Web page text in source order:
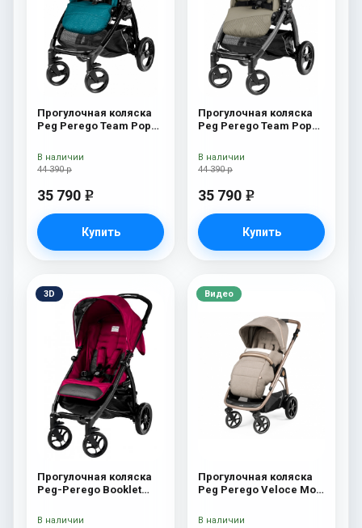
Прогулочная коляска
Peg Perego Team Pop
44 390 р
35 790 e
Купить
В наличии
Прогулочная коляска
Peg Perego Team Pop
44 390 р
35 790 e
Купить
В наличии
3D
Прогулочная коляска
Peg-Perego Booklet
В наличии
Видео
Прогулочная коляска
Peg Perego Veloce Mon
В наличии